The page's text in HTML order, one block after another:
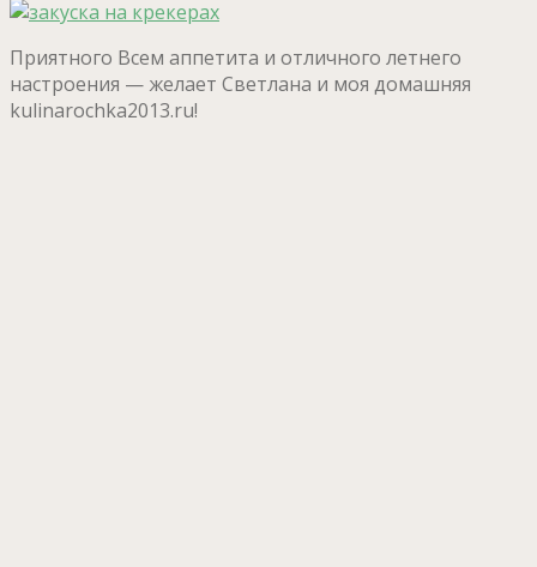
Приятного Всем аппетита и отличного летнего
настроения — желает Светлана и моя домашняя
kulinarochka2013.ru!